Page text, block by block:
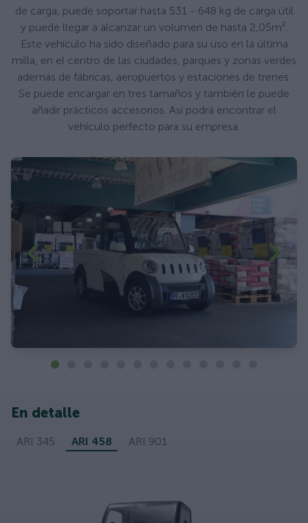
de carga, puede soportar hasta 531 - 648 kg de carga útil
y puede llegar a alcanzar un volumen de hasta 2,05m².
Este vehículo ha sido diseñado para su uso en la última
milla, en el centro de las ciudades, parques y zonas verdes
además de fábricas, aeropuertos y estaciones de trenes.
Se puede encargar en tres tamaños y también le puede
añadir prácticos accesorios. Así podrá encontrar el
vehículo perfecto para su empresa.
En detalle
ARI 345 ARI 458 ARI 901